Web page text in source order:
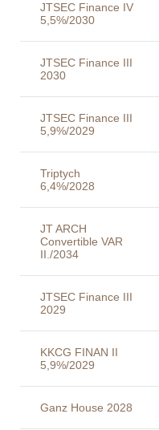
JTSEC Finance IV
5,5%/2030
JTSEC Finance III
2030
JTSEC Finance III
5,9%/2029
Triptych
6,4%/2028
JT ARCH
Convertible VAR
II./2034
JTSEC Finance III
2029
KKCG FINAN II
5,9%/2029
Ganz House 2028